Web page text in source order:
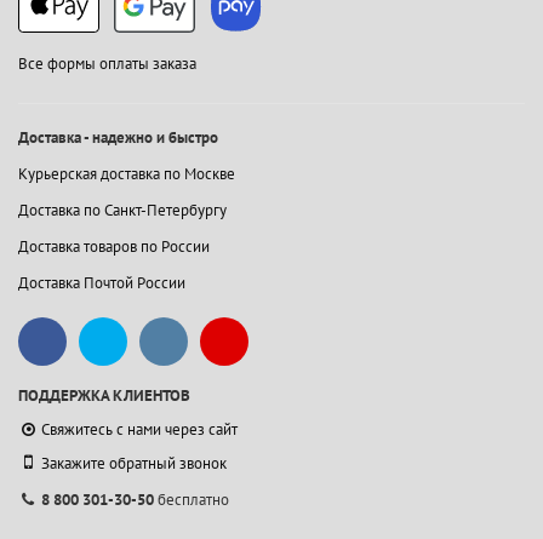
Все формы оплаты заказа
Доставка - надежно и быстро
Курьерская доставка по Москве
Доставка по Санкт-Петербургу
Доставка товаров по России
Доставка Почтой России
ПОДДЕРЖКА КЛИЕНТОВ
Свяжитесь с нами через сайт
Закажите обратный звонок
8 800 301-30-50бесплатно